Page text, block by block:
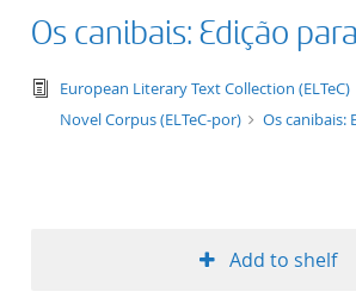
Os canibais: Edição para
text/
European Literary Text Collection (ELTeC)
Novel Corpus (ELTeC-por)
Os canibais:
Add to shelf